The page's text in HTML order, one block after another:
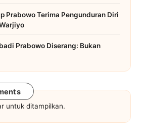
Prabowo Terima Pengunduran Diri
Prabowo Diserang: Bukan
untuk ditampilkan.